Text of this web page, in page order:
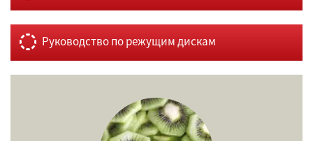
Руководство по режущим дискам